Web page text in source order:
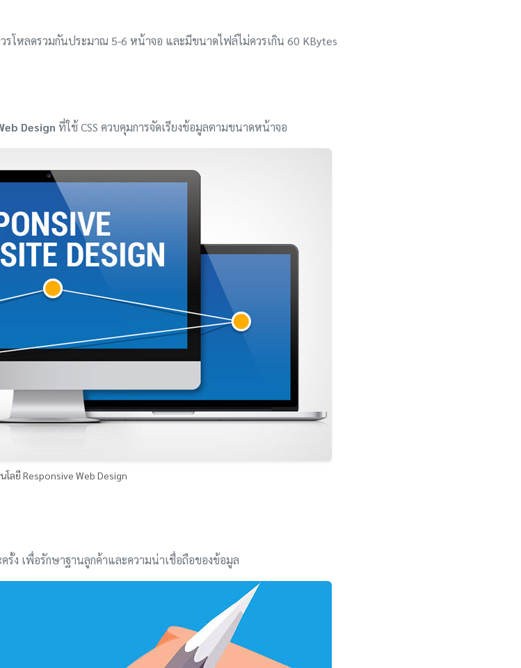
โหลดรวมกันประมาณ 5-6 หน้าจอ และมีขนาดไฟล์ไม่ควรเกิน 60 KBytes
Design ที่ใช้ CSS ควบคุมการจัดเรียงข้อมูลตามขนาดหน้าจอ
โลยี Responsive Web Design
รั้ง เพื่อรักษาฐานลูกค้าและความน่าเชื่อถือของข้อมูล